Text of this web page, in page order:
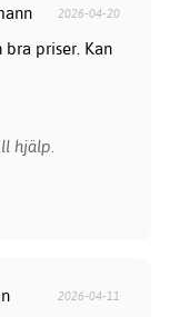
2026-04-20
bra priser. Kan
hjälp.
2026-04-11